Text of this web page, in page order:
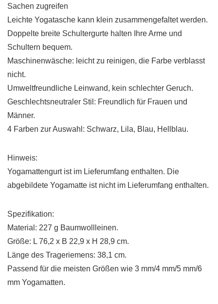
Sachen zugreifen
Leichte Yogatasche kann klein zusammengefaltet werden.
Doppelte breite Schultergurte halten Ihre Arme und
Schultern bequem.
Maschinenwäsche: leicht zu reinigen, die Farbe verblasst
nicht.
Umweltfreundliche Leinwand, kein schlechter Geruch.
Geschlechtsneutraler Stil: Freundlich für Frauen und
Männer.
4 Farben zur Auswahl: Schwarz, Lila, Blau, Hellblau.
Hinweis:
Yogamattengurt ist im Lieferumfang enthalten. Die
abgebildete Yogamatte ist nicht im Lieferumfang enthalten.
Spezifikation:
Material: 227 g Baumwollleinen.
Größe: L 76,2 x B 22,9 x H 28,9 cm.
Länge des Trageriemens: 38,1 cm.
Passend für die meisten Größen wie 3 mm/4 mm/5 mm/6
mm Yogamatten.